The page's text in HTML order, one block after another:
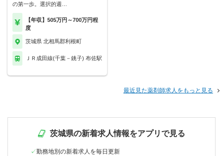
の第一歩。選択的週…
【年収】505万円～700万円程
度
茨城県 北相馬郡利根町
ＪＲ成田線(千葉－銚子) 布佐駅
最近見た薬剤師求人をもっと見る
茨城県の新着求人情報をアプリで見る
勤務地別の新着求人を毎日更新